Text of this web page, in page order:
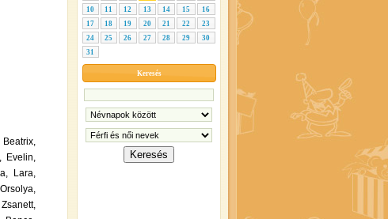
Beatrix,
Evelin,
Lara,
Orsolya,
Zsanett,
10
11 12 13 14 15
16
17
18 19 20 21 22
23
24
25 26 27 28 29
30
31
Keresés